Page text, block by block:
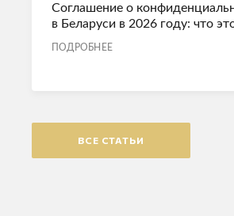
Соглашение о
в Беларуси в 2026 году: что
ПОДРОБНЕЕ
ВСЕ СТАТЬИ